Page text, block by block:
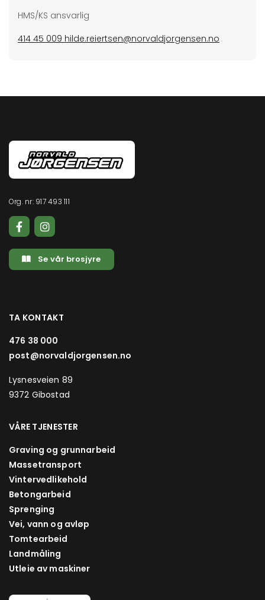
HMS/KS ansvarlig
414 45 009 hilde.reiertsen@norvaldjorgensen.no
Org. nr: 917 493 111
Se vår brosjyre
TA KONTAKT
476 38 000
post@norvaldjorgensen.no
Lysnesveien 89
9372 Gibostad
VÅRE TJENESTER
Graving og grunnarbeid
Massetransport
Vintervedlikehold
Betongarbeid
Sprenging
Vei, vann og avløp
Tomtearbeid
Landmåling
Utleie av maskiner